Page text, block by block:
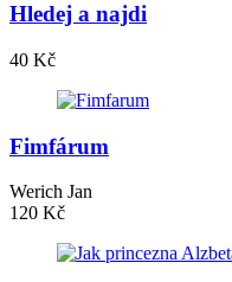
Hledej a najdi
40 Kč
Fimfárum
Werich Jan
120 Kč